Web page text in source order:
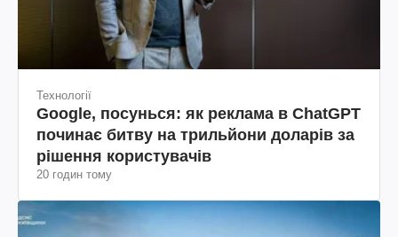
Технології
Google, посунься: як реклама в ChatGPT
починає битву на трильйони доларів за
рішення користувачів
20 годин тому